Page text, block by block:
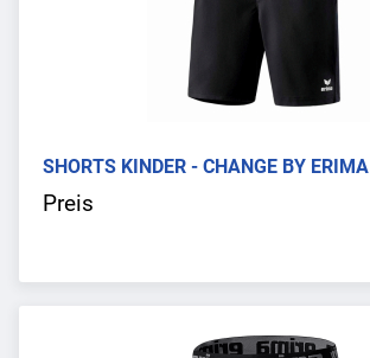
SHORTS KINDER - CHANGE BY ERIMA
Preis